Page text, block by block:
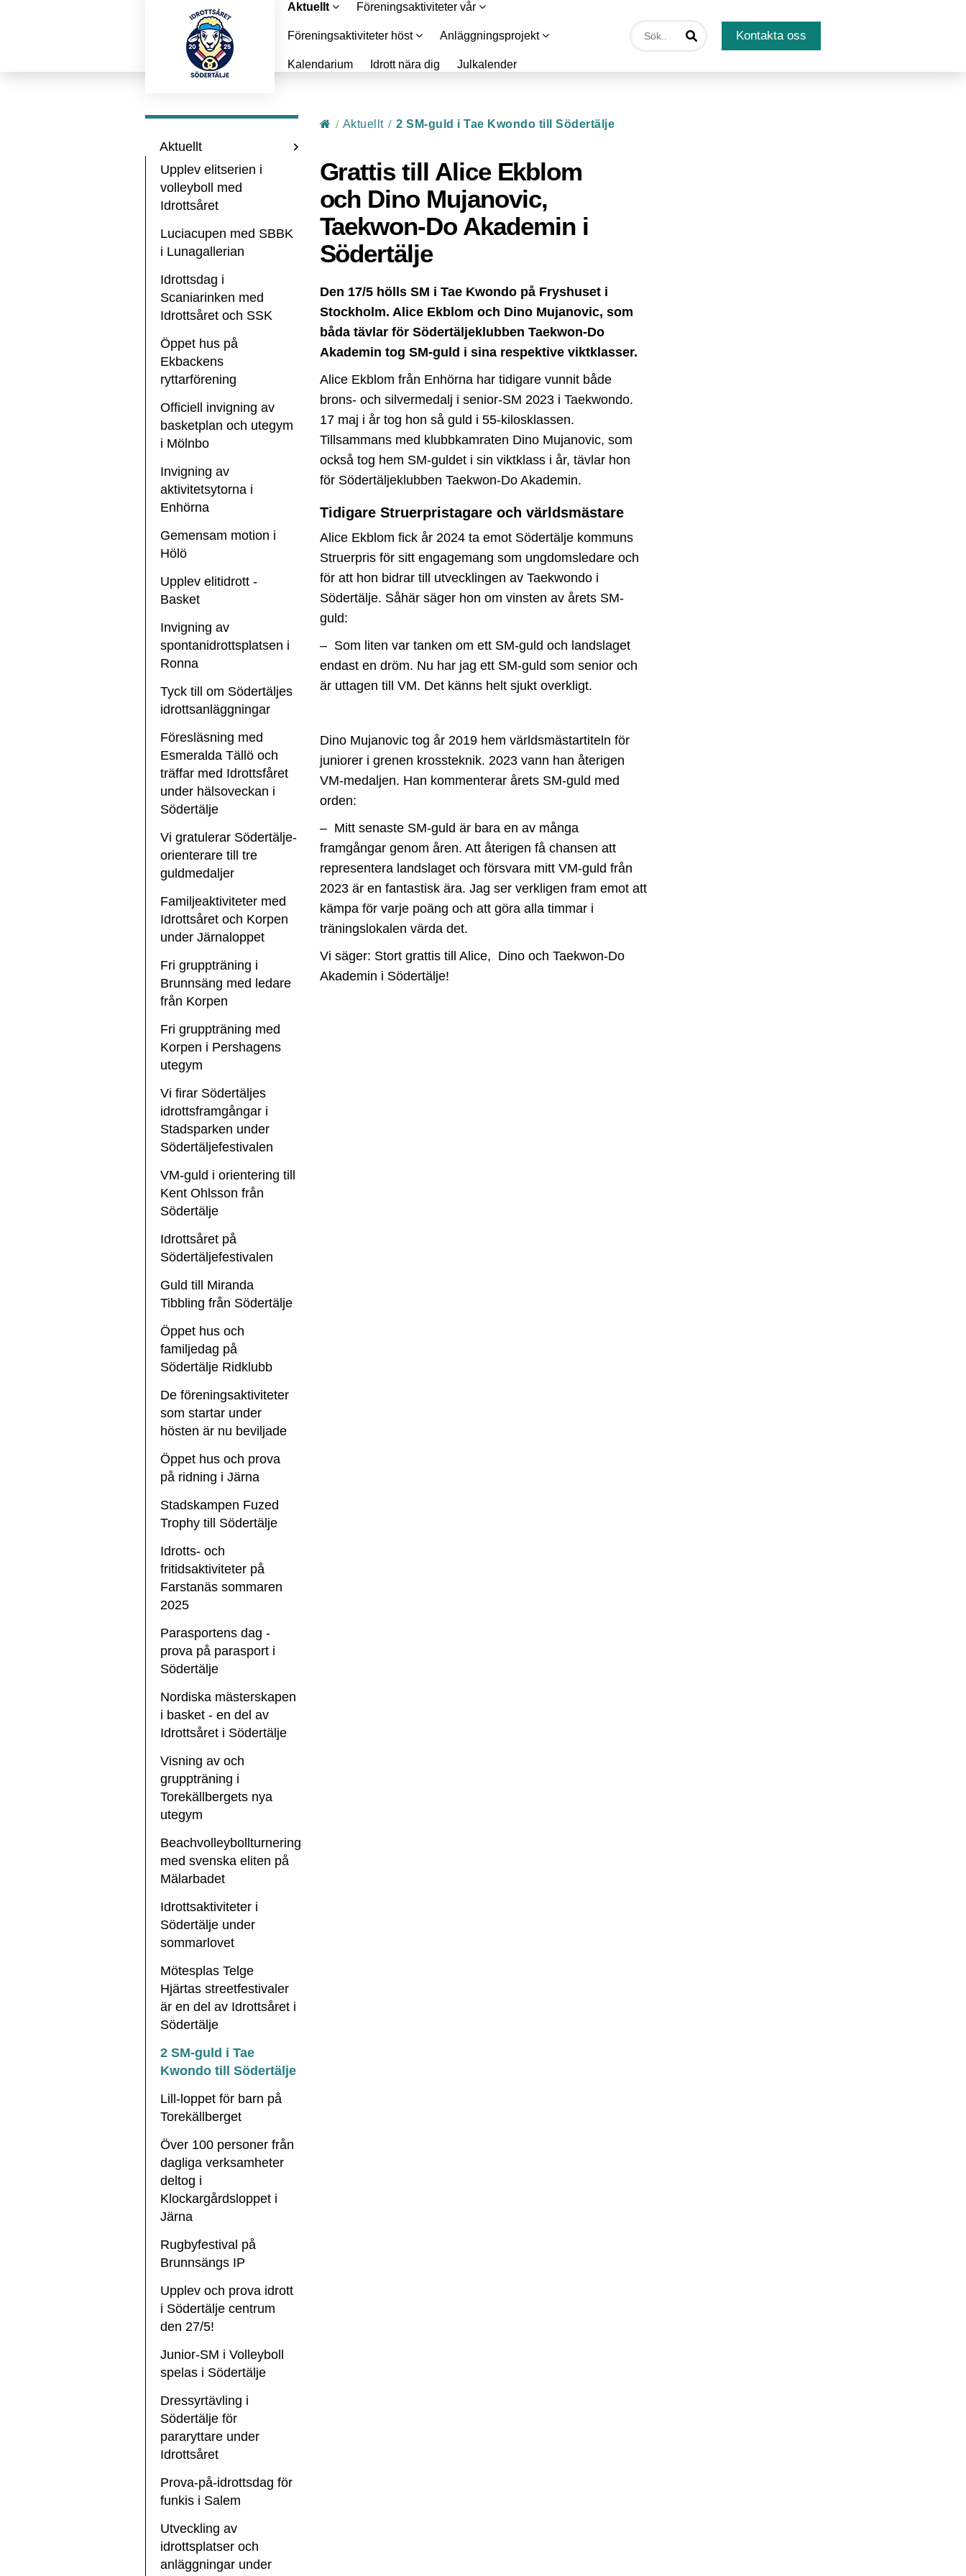
Aktuellt Föreningsaktiviteter vår
Föreningsaktiviteter höst Anläggningsprojekt
Kalendarium Idrott nära dig Julkalender
Kontakta oss
Aktuellt
Upplev elitserien i
volleyboll med
Idrottsåret
Luciacupen med SBBK
i Lunagallerian
Idrottsdag i
Scaniarinken med
Idrottsåret och SSK
Öppet hus på
Ekbackens
ryttarförening
Officiell invigning av
basketplan och utegym
i Mölnbo
Invigning av
aktivitetsytorna i
Enhörna
Gemensam motion i
Hölö
Upplev elitidrott -
Basket
Invigning av
spontanidrottsplatsen i
Ronna
Tyck till om Södertäljes
idrottsanläggningar
Föresläsning med
Esmeralda Tällö och
träffar med Idrottsfåret
under hälsoveckan i
Södertälje
Vi gratulerar Södertälje-
orienterare till tre
guldmedaljer
Familjeaktiviteter med
Idrottsåret och Korpen
under Järnaloppet
Fri gruppträning i
Brunnsäng med ledare
från Korpen
Fri gruppträning med
Korpen i Pershagens
utegym
Vi firar Södertäljes
idrottsframgångar i
Stadsparken under
Södertäljefestivalen
VM-guld i orientering till
Kent Ohlsson från
Södertälje
Idrottsåret på
Södertäljefestivalen
Guld till Miranda
Tibbling från Södertälje
Öppet hus och
familjedag på
Södertälje Ridklubb
De föreningsaktiviteter
som startar under
hösten är nu beviljade
Öppet hus och prova
på ridning i Järna
Stadskampen Fuzed
Trophy till Södertälje
Idrotts- och
fritidsaktiviteter på
Farstanäs sommaren
2025
Parasportens dag -
prova på parasport i
Södertälje
Nordiska mästerskapen
i basket - en del av
Idrottsåret i Södertälje
Visning av och
gruppträning i
Torekällbergets nya
utegym
Beachvolleybollturnering
med svenska eliten på
Mälarbadet
Idrottsaktiviteter i
Södertälje under
sommarlovet
Mötesplas Telge
Hjärtas streetfestivaler
är en del av Idrottsåret i
Södertälje
2 SM-guld i Tae
Kwondo till Södertälje
Lill-loppet för barn på
Torekällberget
Över 100 personer från
dagliga verksamheter
deltog i
Klockargårdsloppet i
Järna
Rugbyfestival på
Brunnsängs IP
Upplev och prova idrott
i Södertälje centrum
den 27/5!
Junior-SM i Volleyboll
spelas i Södertälje
Dressyrtävling i
Södertälje för
pararyttare under
Idrottsåret
Prova-på-idrottsdag för
funkis i Salem
Utveckling av
idrottsplatser och
anläggningar under
Start
/ Aktuellt / 2 SM-guld i Tae Kwondo till Södertälje
Grattis till Alice Ekblom
och Dino Mujanovic,
Taekwon-Do Akademin i
Södertälje
Den 17/5 hölls SM i Tae Kwondo på Fryshuset i
Stockholm. Alice Ekblom och Dino Mujanovic, som
båda tävlar för Södertäljeklubben Taekwon-Do
Akademin tog SM-guld i sina respektive viktklasser.
Alice Ekblom från Enhörna har tidigare vunnit både
brons- och silvermedalj i senior-SM 2023 i Taekwondo.
17 maj i år tog hon så guld i 55-kilosklassen.
Tillsammans med klubbkamraten Dino Mujanovic, som
också tog hem SM-guldet i sin viktklass i år, tävlar hon
för Södertäljeklubben Taekwon-Do Akademin.
Tidigare Struerpristagare och världsmästare
Alice Ekblom fick år 2024 ta emot Södertälje kommuns
Struerpris för sitt engagemang som ungdomsledare och
för att hon bidrar till utvecklingen av Taekwondo i
Södertälje. Såhär säger hon om vinsten av årets SM-
guld:
– Som liten var tanken om ett SM-guld och landslaget
endast en dröm. Nu har jag ett SM-guld som senior och
är uttagen till VM. Det känns helt sjukt overkligt.
Dino Mujanovic tog år 2019 hem världsmästartiteln för
juniorer i grenen krossteknik. 2023 vann han återigen
VM-medaljen. Han kommenterar årets SM-guld med
orden:
– Mitt senaste SM-guld är bara en av många
framgångar genom åren. Att återigen få chansen att
representera landslaget och försvara mitt VM-guld från
2023 är en fantastisk ära. Jag ser verkligen fram emot att
kämpa för varje poäng och att göra alla timmar i
träningslokalen värda det.
Vi säger: Stort grattis till Alice, Dino och Taekwon-Do
Akademin i Södertälje!